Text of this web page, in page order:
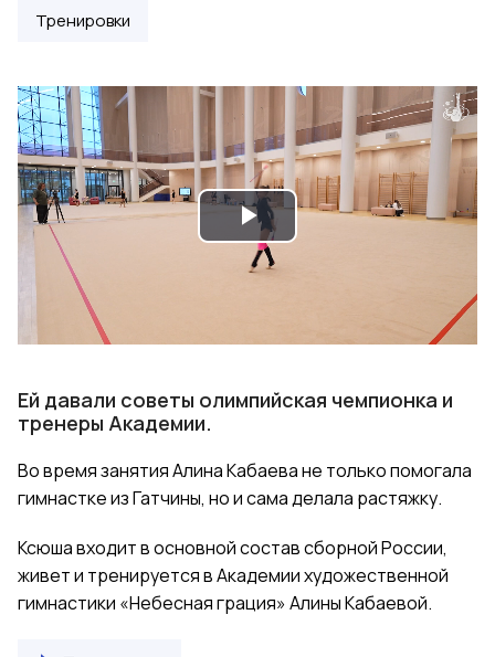
Тренировки
Play
Ей давали советы олимпийская чемпионка и
тренеры Академии.
Во время занятия Алина Кабаева не только помогала
гимнастке из Гатчины, но и сама делала растяжку.
Ксюша входит в основной состав сборной России,
живет и тренируется в Академии художественной
гимнастики «Небесная грация» Алины Кабаевой.